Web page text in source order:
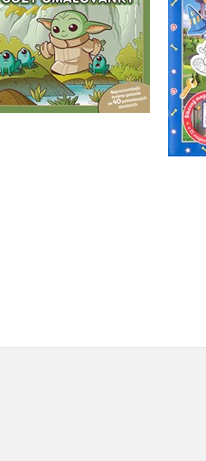
COZY omalovánky
Kolektiv